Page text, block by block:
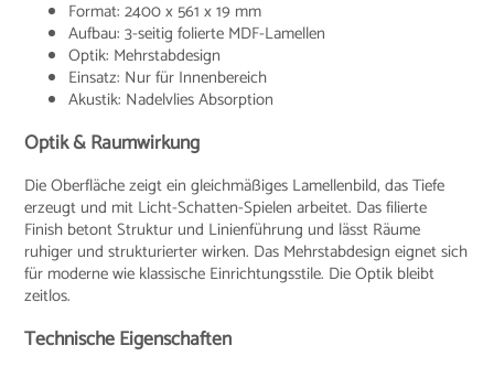
Format: 2400 x 561 x 19 mm
Aufbau: 3-seitig folierte MDF-Lamellen
Optik: Mehrstabdesign
Einsatz: Nur für Innenbereich
Akustik: Nadelvlies Absorption
Optik & Raumwirkung
Die Oberfläche zeigt ein gleichmäßiges Lamellenbild, das Tiefe
erzeugt und mit Licht-Schatten-Spielen arbeitet. Das filierte
Finish betont Struktur und Linienführung und lässt Räume
ruhiger und strukturierter wirken. Das Mehrstabdesign eignet sich
für moderne wie klassische Einrichtungsstile. Die Optik bleibt
zeitlos.
Technische Eigenschaften